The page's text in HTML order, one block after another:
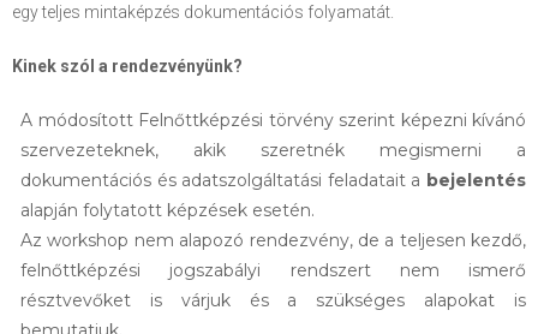
egy teljes mintaképzés dokumentációs folyamatát.
Kinek szól a rendezvényünk?
A módosított Felnőttképzési törvény szerint képezni kívánó
szervezeteknek, akik szeretnék megismerni a
dokumentációs és adatszolgáltatási feladatait a bejelentés
alapján folytatott képzések esetén.
Az workshop nem alapozó rendezvény, de a teljesen kezdő,
felnőttképzési jogszabályi rendszert nem ismerő
résztvevőket is várjuk és a szükséges alapokat is